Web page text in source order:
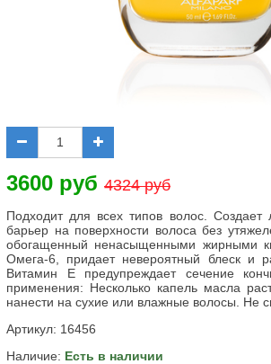
3600 руб 4324 руб
Подходит для всех типов волос. Создает
барьер на поверхности волоса без
обогащенный ненасыщенными жирными
Омега-6, придает невероятный блеск и
Витамин Е предупреждает сечение
применения: Несколько капель масла
нанести на сухие или влажные волосы. Не
Артикул: 16456
Наличие: Есть в наличии